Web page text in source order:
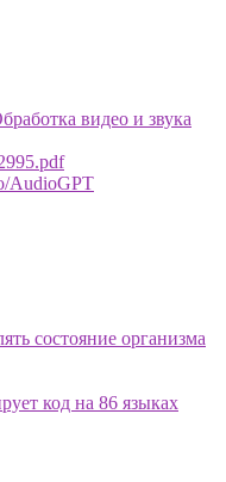
видео и звука
AudioGPT
состояние организма
код на 86 языках